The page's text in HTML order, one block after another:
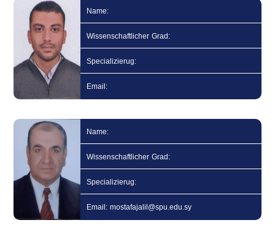
Name:
Wissenschaftlicher Grad:
Specializierug:
Email:
Name:
Wissenschaftlicher Grad:
Specializierug:
Email: mostafajalil@spu.edu.sy